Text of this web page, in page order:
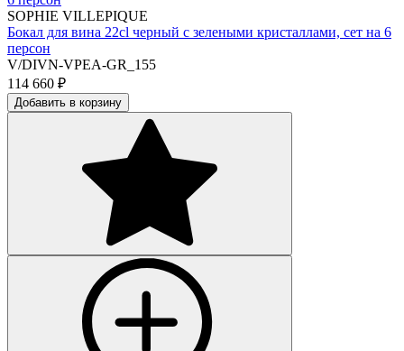
SOPHIE VILLEPIQUE
Бокал для вина 22cl черный с зелеными кристаллами, сет на 6
персон
V/DIVN-VPEA-GR_155
114 660 ₽
Добавить в корзину